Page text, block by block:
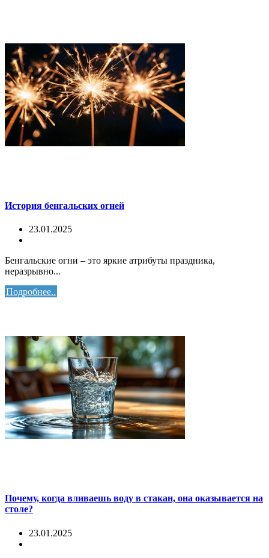
История бенгальских огней
23.01.2025
Бенгальские огни – это яркие атрибуты праздника,
неразрывно...
Подробнее..
Почему, когда вливаешь воду в стакан, она оказывается на
столе?
23.01.2025